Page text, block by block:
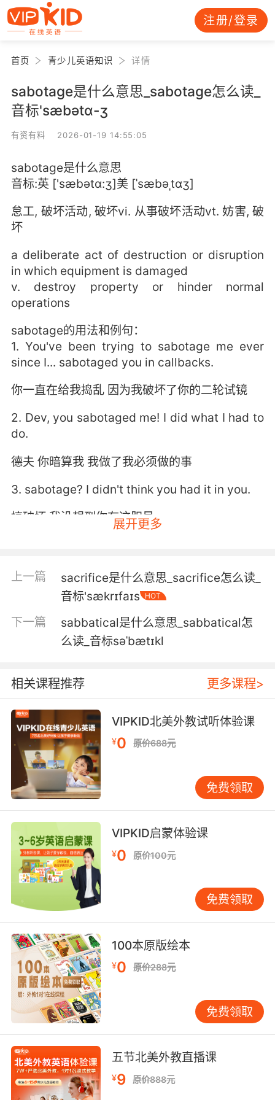
注册/登录
首页 青少儿英语知识 详情
sabotage是什么意思_sabotage怎么读_
音标'sæbətɑ-ʒ
有资有料 2026-01-19 14:55:05
sabotage是什么意思
音标:英 ['sæbətɑ:ʒ]美 [ˈsæbəˌtɑʒ]
怠工, 破坏活动, 破坏vi. 从事破坏活动vt. 妨害, 破
坏
a deliberate act of destruction or disruption
in which equipment is damaged
v. destroy property or hinder normal
operations
sabotage的用法和例句：
1. You've been trying to sabotage me ever
since I... sabotaged you in callbacks.
你一直在给我捣乱 因为我破坏了你的二轮试镜
2. Dev, you sabotaged me! I did what I had to
do.
德夫 你暗算我 我做了我必须做的事
3. sabotage? I didn't think you had it in you.
搞破坏 我没想到你有这胆量
你的确有破坏我恋爱的历史
5. We can't sabotage the launch without it.
没有这个我们无法阻止发射
one of them.
如果飞机被破坏了 肯定是他们中的一个干的
7. So if the plane was sabotaged, one of them
did it.
所以如果是飞机遭到了破坏 一定是他们中的一个
干的
8. So so you sabotaged the relationship by
throwing yourself at me.
所以你就想拿我当挡箭牌 来破坏你们的关系
9. That's my problem. I'm too good at
这正是我的问题所在 我太擅长找事了
10. I won't let you sabotage the campaign.
我可不会允许你给竞选捣乱
展开更多
上一篇
sacrifice是什么意思_sacrifice怎么读_
音标'sækrɪfaɪs
HOT
下一篇
sabbatical是什么意思_sabbatical怎
么读_音标səˈbætɪkl
相关课程推荐 更多课程>
VIPKID北美外教试听体验课
¥0 原价688元
免费领取
VIPKID启蒙体验课
¥0 原价100元
免费领取
100本原版绘本
¥0 原价288元
免费领取
五节北美外教直播课
¥9 原价888元